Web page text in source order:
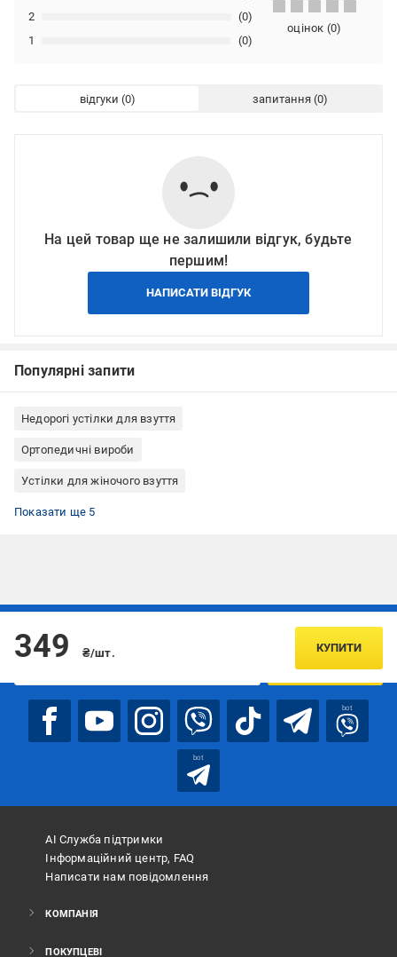
1 (0)
2 (0)
оцінок (0)
відгуки запитання
На цей товар ще не залишили відгук, будьте
першим!
НАПИСАТИ ВІДГУК
Популярні запити
Недорогі устілки для взуття
Ортопедичні вироби
Устілки для жіночого взуття
Устілки для зимового взуття
Устілки для взуття повстяні
Устілки для взуття 38 розмір
Устілки для взуття 36 розмір
Устілки з підігрівом
Показати ще 5
349 ₴/шт. КУПИТИ
Підписуйтесь, щоб дізнаватись першим про акції та пропозиції
ПІДПИСАТИСЯ
bot
bot
АІ Служба підтримки
Інформаційний центр, FAQ
Написати нам повідомлення
КОМПАНІЯ
ПОКУПЦЕВІ